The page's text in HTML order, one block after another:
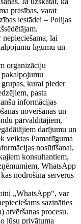
prasības, varat
iestādei – Polijas
lai
līgumu un
organizāciju
kurai pieder
pasta
informācijas
novēršanas un
pārvaldītājiem,
darījumu un
veiktas Pamatlīguma
nosūtīšanai,
konsultantiem,
WhatsApp
nodrošina serverus
„WhatsApp“, var
sazināties
atvēršanas procesu.
jūsu privātuma